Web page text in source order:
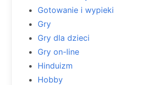
Gotowanie i wypieki
Gry
Gry dla dzieci
Gry on-line
Hinduizm
Hobby